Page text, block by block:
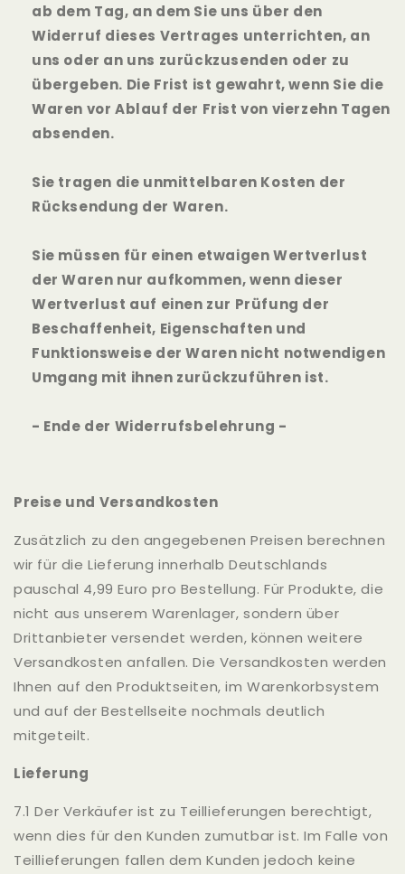
ab dem Tag, an dem Sie uns über den
Widerruf dieses Vertrages unterrichten, an
uns oder an uns zurückzusenden oder zu
übergeben. Die Frist ist gewahrt, wenn Sie die
Waren vor Ablauf der Frist von vierzehn Tagen
absenden.
Sie tragen die unmittelbaren Kosten der
Rücksendung der Waren.
Sie müssen für einen etwaigen Wertverlust
der Waren nur aufkommen, wenn dieser
Wertverlust auf einen zur Prüfung der
Beschaffenheit, Eigenschaften und
Funktionsweise der Waren nicht notwendigen
Umgang mit ihnen zurückzuführen ist.
- Ende der Widerrufsbelehrung -
Preise und Versandkosten
Zusätzlich zu den angegebenen Preisen berechnen
wir für die Lieferung innerhalb Deutschlands
pauschal 4,99 Euro pro Bestellung. Für Produkte, die
nicht aus unserem Warenlager, sondern über
Drittanbieter versendet werden, können weitere
Versandkosten anfallen. Die Versandkosten werden
Ihnen auf den Produktseiten, im Warenkorbsystem
und auf der Bestellseite nochmals deutlich
mitgeteilt.
Lieferung
7.1 Der Verkäufer ist zu Teillieferungen berechtigt,
wenn dies für den Kunden zumutbar ist. Im Falle von
Teillieferungen fallen dem Kunden jedoch keine